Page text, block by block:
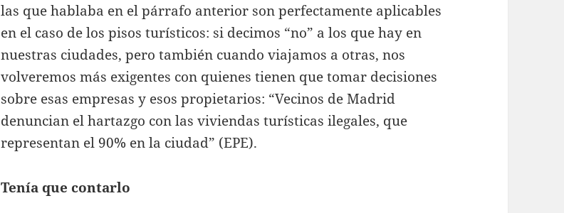
las que hablaba en el párrafo anterior son perfectamente aplicables
en el caso de los pisos turísticos: si decimos “no” a los que hay en
nuestras ciudades, pero también cuando viajamos a otras, nos
volveremos más exigentes con quienes tienen que tomar decisiones
sobre esas empresas y esos propietarios: “Vecinos de Madrid
denuncian el hartazgo con las viviendas turísticas ilegales, que
representan el 90% en la ciudad” (EPE).
Tenía que contarlo